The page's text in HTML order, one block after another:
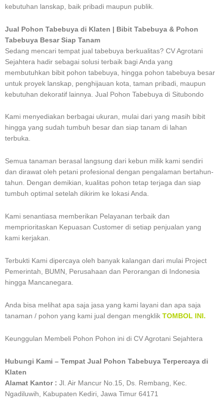
kebutuhan lanskap, baik pribadi maupun publik.
Jual Pohon Tabebuya di Klaten | Bibit Tabebuya & Pohon
Tabebuya Besar Siap Tanam
Sedang mencari tempat jual tabebuya berkualitas? CV Agrotani
Sejahtera hadir sebagai solusi terbaik bagi Anda yang
membutuhkan bibit pohon tabebuya, hingga pohon tabebuya besar
untuk proyek lanskap, penghijauan kota, taman pribadi, maupun
kebutuhan dekoratif lainnya. Jual Pohon Tabebuya di Situbondo
Kami menyediakan berbagai ukuran, mulai dari yang masih bibit
hingga yang sudah tumbuh besar dan siap tanam di lahan
terbuka.
Semua tanaman berasal langsung dari kebun milik kami sendiri
dan dirawat oleh petani profesional dengan pengalaman bertahun-
tahun. Dengan demikian, kualitas pohon tetap terjaga dan siap
tumbuh optimal setelah dikirim ke lokasi Anda.
Kami senantiasa memberikan Pelayanan terbaik dan
memprioritaskan Kepuasan Customer di setiap penjualan yang
kami kerjakan.
Terbukti Kami dipercaya oleh banyak kalangan dari mulai Project
Pemerintah, BUMN, Perusahaan dan Perorangan di Indonesia
hingga Mancanegara.
Anda bisa melihat apa saja jasa yang kami layani dan apa saja
tanaman / pohon yang kami jual dengan mengklik TOMBOL INI.
Keunggulan Membeli Pohon Pohon ini di CV Agrotani Sejahtera
Hubungi Kami – Tempat Jual Pohon Tabebuya Terpercaya di
Klaten
Alamat Kantor : Jl. Air Mancur No.15, Ds. Rembang, Kec.
Ngadiluwih, Kabupaten Kediri, Jawa Timur 64171